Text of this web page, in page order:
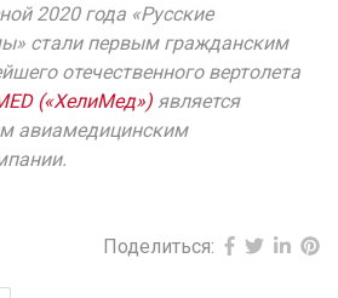
2020 года «Русские
стали первым гражданским
отечественного вертолета
(«ХелиМед») является
авиамедицинским
Поделиться: